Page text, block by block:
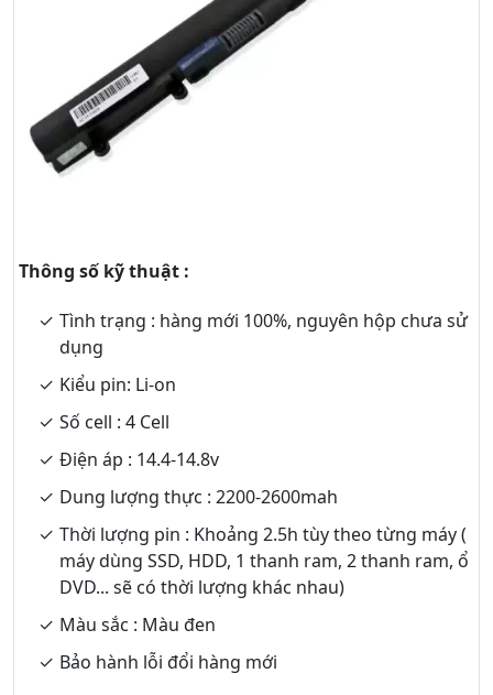
Thông số kỹ thuật :
Tình trạng : hàng mới 100%, nguyên hộp chưa sử
dụng
Kiểu pin: Li-on
Số cell : 4 Cell
Điện áp : 14.4-14.8v
Dung lượng thực : 2200-2600mah
Thời lượng pin : Khoảng 2.5h tùy theo từng máy (
máy dùng SSD, HDD, 1 thanh ram, 2 thanh ram, ổ
DVD... sẽ có thời lượng khác nhau)
Màu sắc : Màu đen
Bảo hành lỗi đổi hàng mới